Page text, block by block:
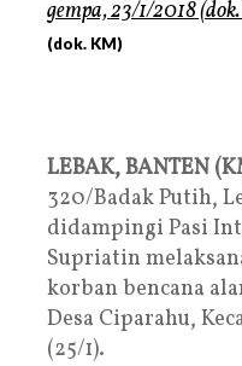
(dok. KM)
LEBAK, BANTEN
320/Badak Putih,
didampingi Pasi
Supriatin
korban bencana
Desa Ciparahu,
(25/1).